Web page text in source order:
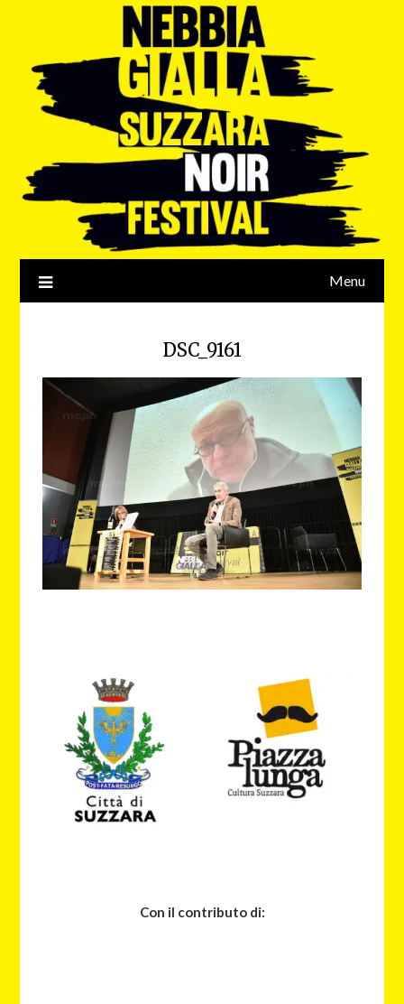
Menu
DSC_9161
Con il contributo di: